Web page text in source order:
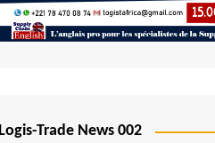
Trade News 002